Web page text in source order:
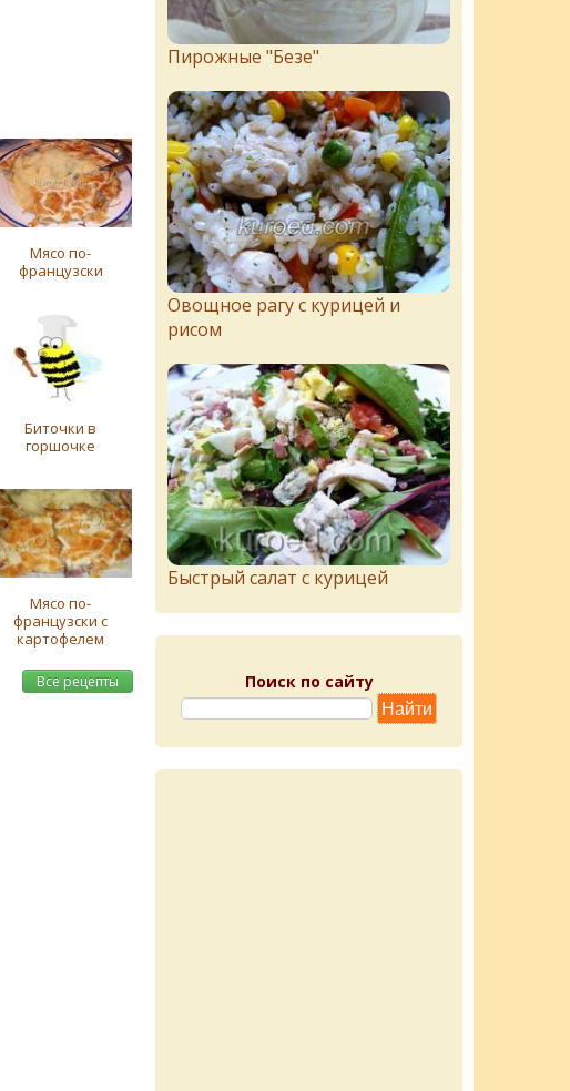
Мясо по-
французски
Биточки в
горшочке
Мясо по-
французски с
картофелем
Все рецепты
Пирожныe "Бeзe"
Овощное рагу с курицей и
рисом
Быстрый салат с курицей
Поиск по сайту